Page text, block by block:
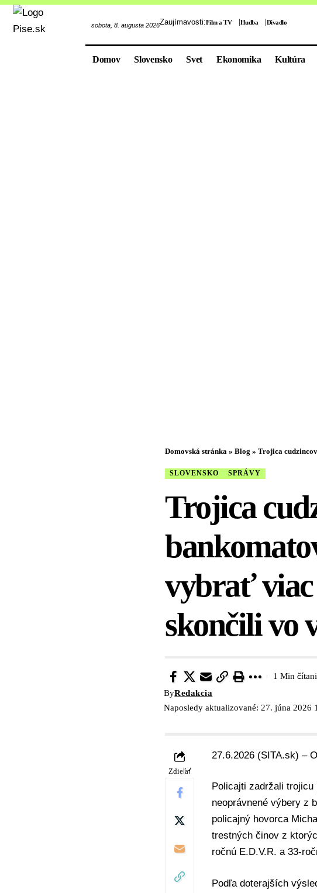
sobota, 8. augusta 2026Zaujímavosti:Film a TV Hudba Divadlo
Domov Slovensko Svet Ekonomika Kultúra
Domovská stránka » Blog » Trojica
SLOVENSKO SPRÁVY
Trojica
vybrať viac
skončili vo
Naposledy aktualizované: 27. júna 2026
ByRedakcia
1 Min
Zdieľať
27.6.2026 (SITA.sk) –
Policajti zadržali trojicu
neoprávnené výbery z
policajný hovorca
trestných činov z
ročnú E.D.V.R. a 33-
Podľa doterajších